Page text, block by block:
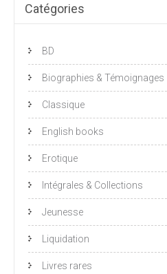
Catégories
BD
Biographies & Témoignages
Classique
English books
Erotique
Intégrales & Collections
Jeunesse
Liquidation
Livres rares